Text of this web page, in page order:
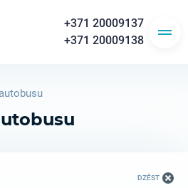
+371 20009137
+371 20009138
DZĒST